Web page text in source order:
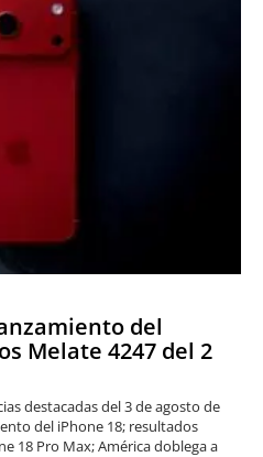
del
Melate 4247 del 2
destacadas del 3 de agosto de
del iPhone 18; resultados
18 Pro Max; América doblega a